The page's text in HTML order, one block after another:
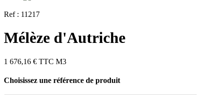
Ref : 11217
Mélèze d'Autriche
1 676,16 € TTC M3
Choisissez une référence de produit